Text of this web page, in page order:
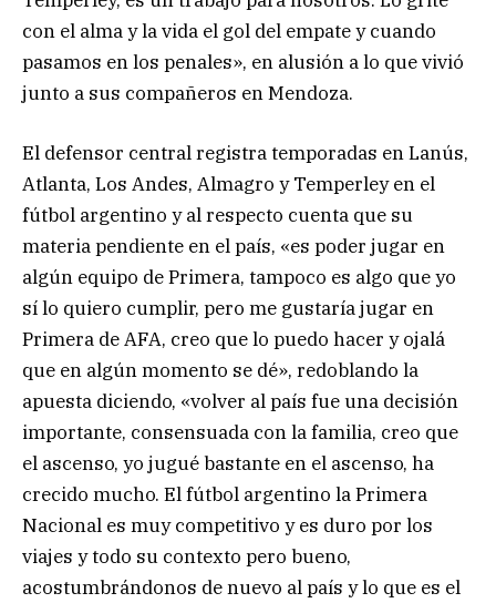
con el alma y la vida el gol del empate y cuando
pasamos en los penales», en alusión a lo que vivió
junto a sus compañeros en Mendoza.
El defensor central registra temporadas en Lanús,
Atlanta, Los Andes, Almagro y Temperley en el
fútbol argentino y al respecto cuenta que su
materia pendiente en el país, «es poder jugar en
algún equipo de Primera, tampoco es algo que yo
sí lo quiero cumplir, pero me gustaría jugar en
Primera de AFA, creo que lo puedo hacer y ojalá
que en algún momento se dé», redoblando la
apuesta diciendo, «volver al país fue una decisión
importante, consensuada con la familia, creo que
el ascenso, yo jugué bastante en el ascenso, ha
crecido mucho. El fútbol argentino la Primera
Nacional es muy competitivo y es duro por los
viajes y todo su contexto pero bueno,
acostumbrándonos de nuevo al país y lo que es el